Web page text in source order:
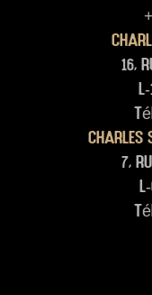
16,
Charles
7,